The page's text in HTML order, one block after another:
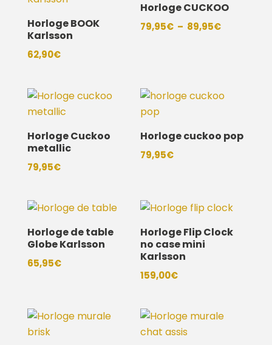
Horloge BOOK
Karlsson
62,90€
Horloge CUCKOO
79,95€ – 89,95€Plage
Horloge Cuckoo
metallic
79,95€
Horloge cuckoo pop
79,95€
Horloge de table
Globe Karlsson
65,95€
Horloge Flip Clock
no case mini
Karlsson
159,00€